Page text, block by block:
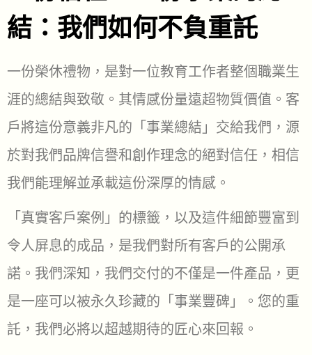
結：我們如何不負重託
一份榮休禮物，是對一位教育工作者整個職業生
涯的總結與致敬。其情感份量遠超物質價值。客
戶將這份意義非凡的「事業總結」交給我們，源
於對我們品牌信譽和創作理念的絕對信任，相信
我們能理解並承載這份深厚的情感。
「真實客戶案例」的標籤，以及這件細節豐富到
令人屏息的成品，是我們對所有客戶的公開承
諾。我們深知，我們交付的不僅是一件產品，更
是一座可以被永久珍藏的「事業豐碑」。您的重
託，我們必將以超越期待的匠心來回報。